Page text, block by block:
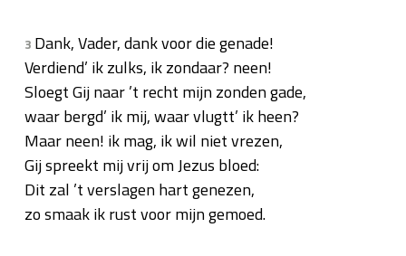
3 Dank, Vader, dank voor die genade!
Verdiend’ ik zulks, ik zondaar? neen!
Sloegt Gij naar ’t recht mijn zonden gade,
waar bergd’ ik mij, waar vlugtt’ ik heen?
Maar neen! ik mag, ik wil niet vrezen,
Gij spreekt mij vrij om Jezus bloed:
Dit zal ’t verslagen hart genezen,
zo smaak ik rust voor mijn gemoed.